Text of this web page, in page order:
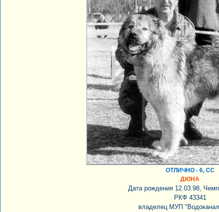
ОТЛИЧНО - 6, СС
ДЮНА
Дата рождения 12.03.98,
РКФ 43341
владелец МУП